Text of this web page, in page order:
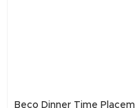
Beco Dinner Time